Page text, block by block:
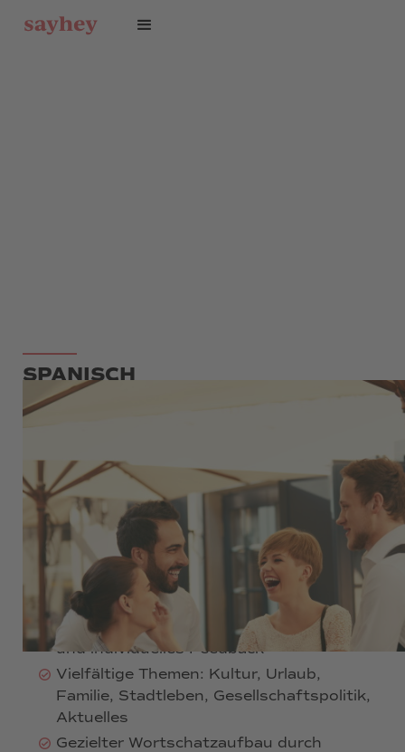
SPANISCH
KONVERSATIONSKURS -
SPANISCH SPRECHEN LERNEN
Ideal ab Niveau A2/B1 – für alle mit
Grundkenntnissen
Fokus auf freies Sprechen im Alltag, auf
Reisen und in typischen
Gesprächssituationen
Kleine Gruppen für aktives Mitmachen
und individuelles Feedback
Vielfältige Themen: Kultur, Urlaub,
Familie, Stadtleben, Gesellschaftspolitik,
Aktuelles
Gezielter Wortschatzaufbau durch